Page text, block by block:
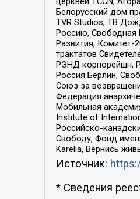
Белорусский дом
TVR Studios, ТВ
Россию, Свободная
Развития, Комитет-
трактатов
РЭНД корпорейшн,
Россия Берлин,
Союз за
Федерация
Мобильная
Institute of
Российско-
Свободу, Фонд
Karelia, Вернись
Источник:
* Сведения